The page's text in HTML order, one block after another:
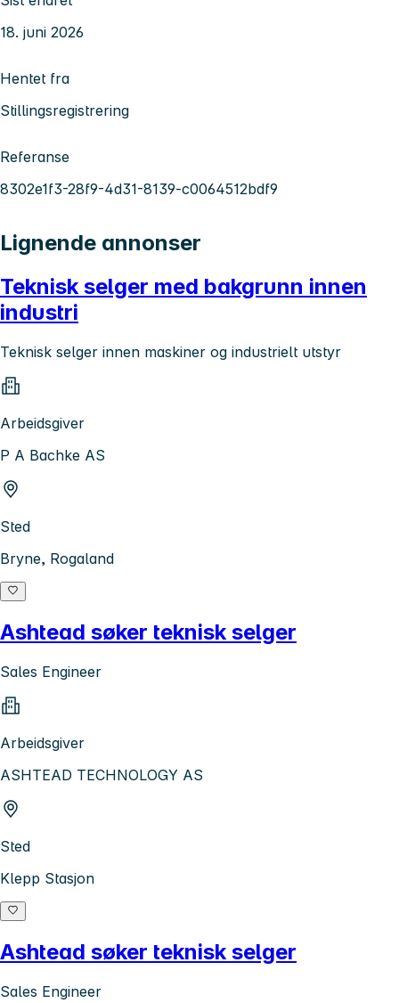
18. juni 2026
Hentet fra
Stillingsregistrering
Referanse
8302e1f3-28f9-4d31-8139-c0064512bdf9
Lignende annonser
Teknisk selger med bakgrunn innen
industri
Teknisk selger innen maskiner og industrielt utstyr
Arbeidsgiver
P A Bachke AS
Sted
Bryne, Rogaland
Ashtead søker teknisk selger
Sales Engineer
Arbeidsgiver
ASHTEAD TECHNOLOGY AS
Sted
Klepp Stasjon
Ashtead søker teknisk selger
Sales Engineer